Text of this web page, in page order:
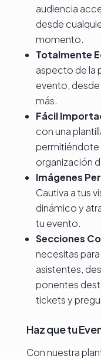
audiencia
desde
momento.
Totalmente
aspecto de la
evento,
más.
Fácil
con una
permitiéndote
organización
Imágenes
Cautiva a tus
dinámico y
tu evento.
Secciones
necesitas
asistentes,
ponentes
tickets y
Haz que tu
Con nuestra